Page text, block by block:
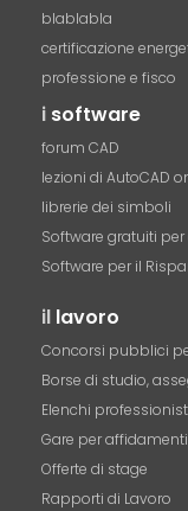
blablabla
certificazione
professione e fisco
i software
forum CAD
lezioni di AutoCAD
librerie dei simboli
Software gratuiti
Software per il
il lavoro
Concorsi pubblici
Borse di studio,
Elenchi
Gare per
Offerte di stage
Rapporti di Lavoro